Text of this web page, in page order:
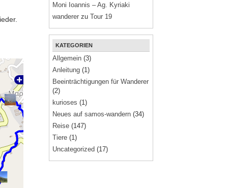
Moni Ioannis – Ag. Kyriaki
wanderer zu Tour 19
KATEGORIEN
Allgemein (3)
Anleitung (1)
Beeinträchtigungen für Wanderer
(2)
kurioses (1)
Neues auf samos-wandern (34)
Reise (147)
Tiere (1)
Uncategorized (17)